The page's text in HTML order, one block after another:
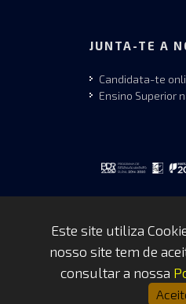
JUNTA-TE A
Candidata-te
Ensino Superior
Copyrights © 2026
Este site utiliza
nosso site tem de
consultar a nossa